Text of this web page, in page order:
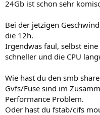
24Gb ist schon sehr
Bei der jetzigen
die 12h.
Irgendwas faul, selbst
schneller und die CPU
Wie hast du den smb
Gvfs/Fuse sind im
Performance Problem.
Oder hast du fstab/cifs